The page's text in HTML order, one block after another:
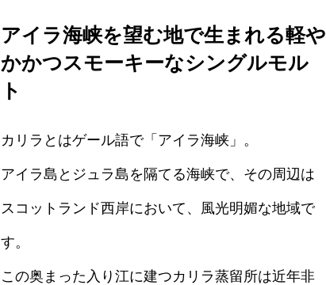
アイラ海峡を望む地で生まれる軽や
かかつスモーキーなシングルモル
ト
カリラとはゲール語で「アイラ海峡」。
アイラ島とジュラ島を隔てる海峡で、その周辺は
スコットランド西岸において、風光明媚な地域で
す。
この奥まった入り江に建つカリラ蒸留所は近年非